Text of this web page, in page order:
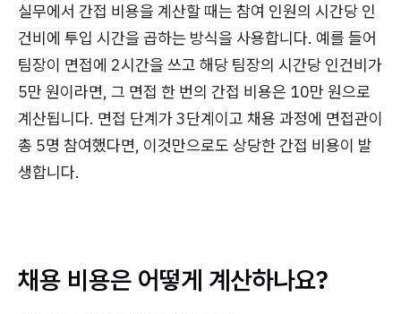
실무에서 간접 비용을 계산할 때는 참여 인원의 시간당 인
건비에 투입 시간을 곱하는 방식을 사용합니다. 예를 들어
팀장이 면접에 2시간을 쓰고 해당 팀장의 시간당 인건비가
5만 원이라면, 그 면접 한 번의 간접 비용은 10만 원으로
계산됩니다. 면접 단계가 3단계이고 채용 과정에 면접관이
총 5명 참여했다면, 이것만으로도 상당한 간접 비용이 발
생합니다.
채용 비용은 어떻게 계산하나요?